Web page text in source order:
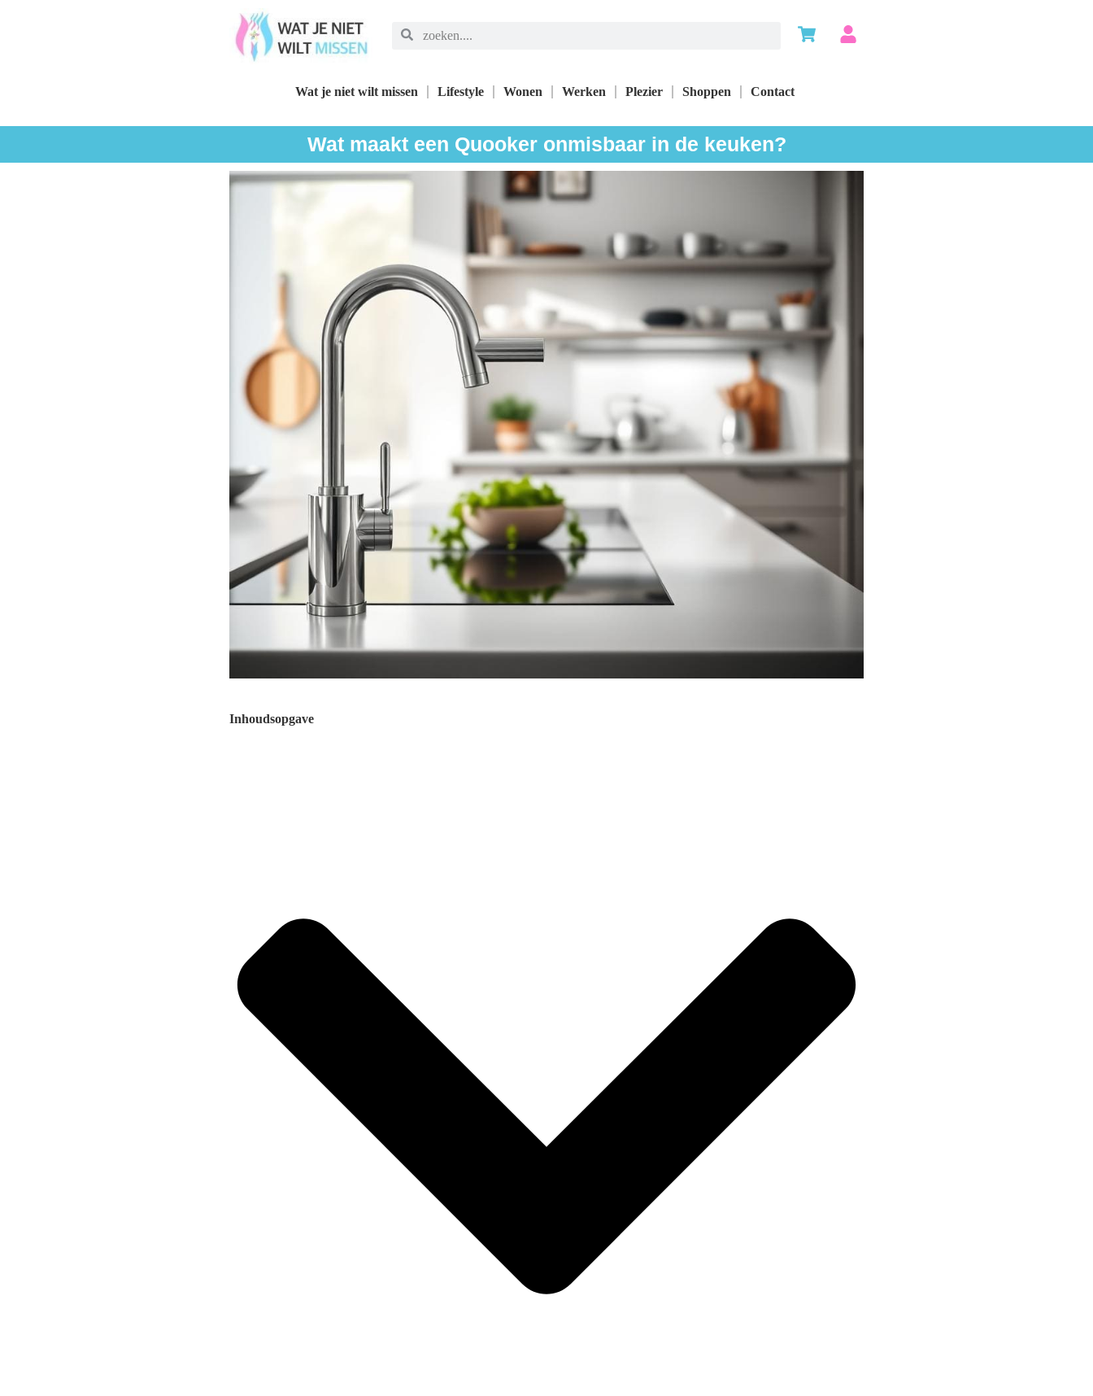
Wat je niet wilt missen Lifestyle Wonen Werken Plezier Shoppen Contact
Wat maakt een Quooker onmisbaar in de keuken?
Inhoudsopgave